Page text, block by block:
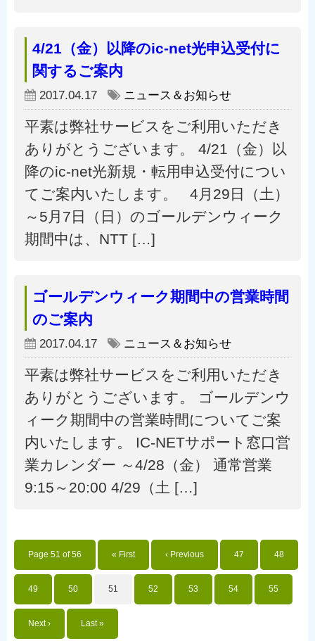
4/21（金）以降のic-net光申込受付に
関するご案内
2017.04.17 ニュース＆お知らせ
平素は弊社サービスをご利用いただき
ありがとうございます。 4/21（金）以
降のic-net光新規・転用申込受付につい
てご案内いたします。 4月29日（土）
～5月7日（日）のゴールデンウィーク
期間中は、NTT […]
ゴールデンウィーク期間中の営業時間
のご案内
2017.04.17 ニュース＆お知らせ
平素は弊社サービスをご利用いただき
ありがとうございます。 ゴールデンウ
ィーク期間中の営業時間についてご案
内いたします。 IC-NETサポート窓口営
業カレンダー ～4/28（金） 通常営業
9:15～20:00 4/29（土 […]
Page 51 of 56 « First ‹ Previous 47 48
49 50 51 52 53 54 55
Next › Last »